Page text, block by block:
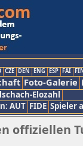
CZE DEN ENG ESP FAI
Foto-Galerie
Elozahl
AUT FIDE Spieler
offiziellen